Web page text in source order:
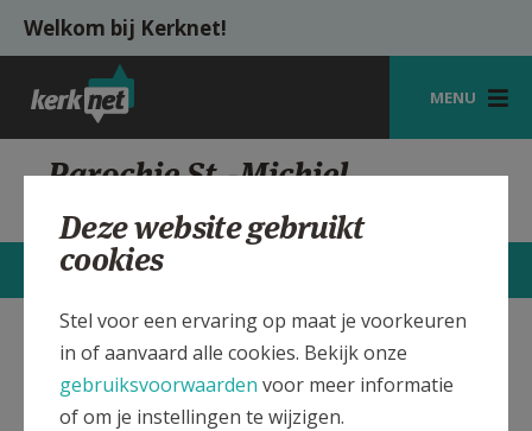
Overslaan en naar de inhoud gaan
Welkom bij Kerknet!
MENU
STARTPAGINA
VIERINGEN
SHOP
ZOEKEN
HULP
Parochie St.-Michiel
Boezinge
CONTACTEN
Verbergen
St.-Michiel Kerk Boezinge
Deze website gebruikt
cookies
Stel voor een ervaring op maat je voorkeuren
in of aanvaard alle cookies. Bekijk onze
gebruiksvoorwaarden voor meer informatie
of om je instellingen te wijzigen.